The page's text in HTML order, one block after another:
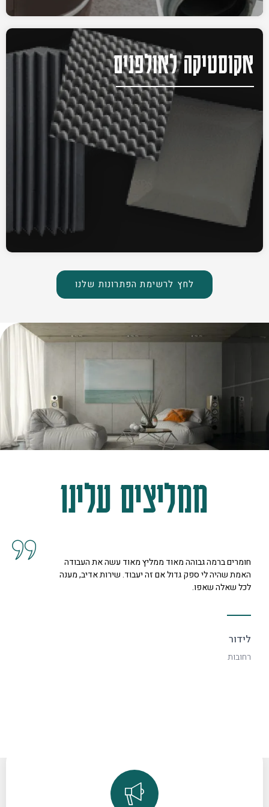
אקוסטיקה לאולפנים
לחץ לרשימת הפתרונות שלנו
ממליצים עלינו
חומרים ברמה גבוהה מאוד ממליץ מאוד עשה את העבודה
האמת שהיה לי ספק גדול אם זה יעבוד. שירות אדיב, מענה
לכל שאלה שאפו.
לידור
רחובות